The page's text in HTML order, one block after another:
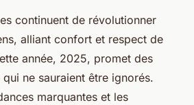
continuent de révolutionner
alliant confort et respect de
année, 2025, promet des
ne sauraient être ignorés.
marquantes et les